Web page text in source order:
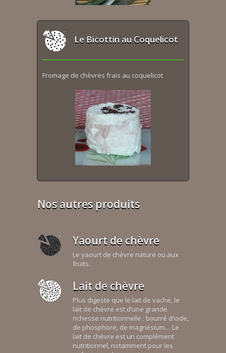
Le Bicottin au Coquelicot
Fromage de chèvres frais au coquelicot
Nos autres produits
Yaourt de chèvre
Le yaourt de chèvre nature ou aux
fruits.
Lait de chèvre
Plus digeste que le lait de vache, le
lait de chèvre est d’une grande
richesse nutritionnelle : bourré d’iode,
de phosphore, de magnésium… Le
lait de chèvre est un complément
nutritionnel, notamment pour les